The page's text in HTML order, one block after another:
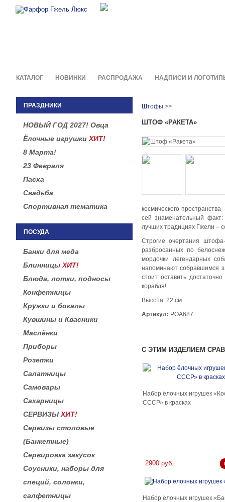
КАТАЛОГ НОВИНКИ РАСПРОДАЖА НАДПИСИ И
ПРАЗДНИКИ
НОВЫЙ ГОД 2027! Овца
Ёлочные игрушки ХИТ!
8 Марта!
23 Февраля
Пасха
Свадьба
Спортивная тематика
ПОСУДА
Банки для меда
Блинницы ХИТ!
Блюда, лотки, подносы
Конфетницы
Кружки и бокалы
Кувшины и Квасники
Маслёнки
Приборы
Розетки
Салатницы
Самовары
Сахарницы
СЕРВИЗЫ ХИТ!
Сервизы столовые
(Банкетные)
Сервировка закусок
Соусники, наборы для
специй, солонки,
салфетницы
Штофы >>
ШТОФ «РАКЕТА»
космического
сей знаменательный
лучших традициях Гжели –
Строгие очертания
разбросанных по
мордочки легендарных
напоминают собравшимся
стоит оставить
корабля!
Высота: 22 см
Артикул: РОА687
С ЭТИМ ИЗДЕЛИЕМ
Набор ёлочных игрушек
СССР» в красках
2900 руб.
Набор ёлочных игрушек